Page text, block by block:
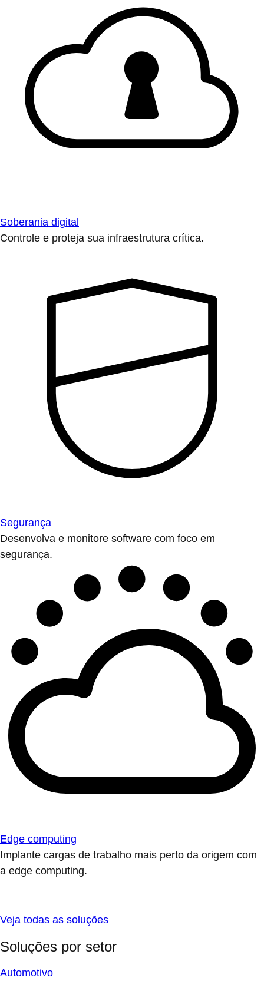
Soberania digital
Controle e proteja sua infraestrutura crítica.
Segurança
Desenvolva e monitore software com foco em
segurança.
Edge computing
Implante cargas de trabalho mais perto da origem com
a edge computing.
Veja todas as soluções
Soluções por setor
Automotivo